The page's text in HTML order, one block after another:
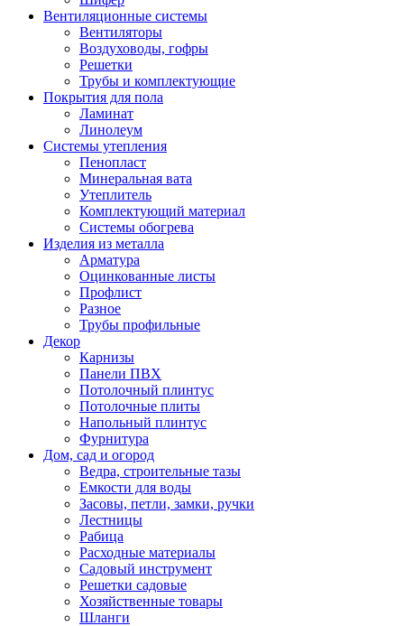
Вентиляционные системы
Вентиляторы
Воздуховоды, гофры
Решетки
Трубы и комплектующие
Покрытия для пола
Ламинат
Линолеум
Системы утепления
Пенопласт
Минеральная вата
Утеплитель
Комплектующий материал
Системы обогрева
Изделия из металла
Арматура
Оцинкованные листы
Профлист
Разное
Трубы профильные
Декор
Карнизы
Панели ПВХ
Потолочный плинтус
Потолочные плиты
Напольный плинтус
Фурнитура
Дом, сад и огород
Ведра, строительные тазы
Емкости для воды
Засовы, петли, замки, ручки
Лестницы
Рабица
Расходные материалы
Садовый инструмент
Решетки садовые
Хозяйственные товары
Шланги